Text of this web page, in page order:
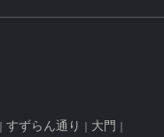
すずらん通り
大門